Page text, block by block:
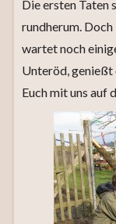
Die ersten Taten
rundherum.
wartet noch
Unteröd, genießt
Euch mit uns auf